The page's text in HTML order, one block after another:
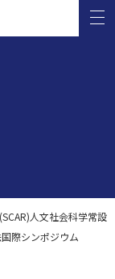
人文社会科学常設
際シンポジウム